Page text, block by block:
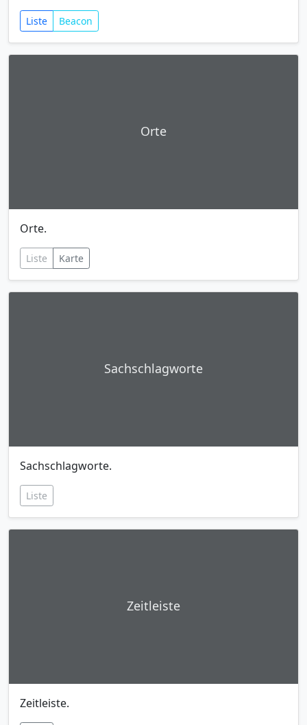
Liste Beacon
Orte
Orte.
Liste Karte
Sachschlagworte
Sachschlagworte.
Liste
Zeitleiste
Zeitleiste.